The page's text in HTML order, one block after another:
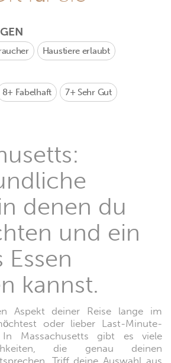
Haustiere erlaubt
8+ Fabelhaft 7+ Sehr Gut
denen du
und ein
Essen
kannst.
Aspekt deiner Reise lange im
oder lieber Last-Minute-
Massachusetts gibt es viele
die genau deinen